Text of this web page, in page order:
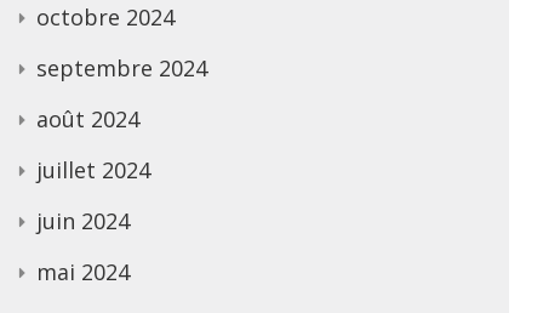
octobre 2024
septembre 2024
août 2024
juillet 2024
juin 2024
mai 2024